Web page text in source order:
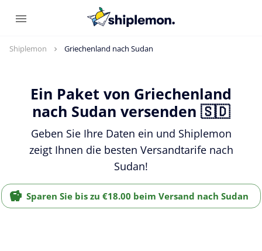
Shiplemon Griechenland nach Sudan
Ein Paket von Griechenland
nach Sudan versenden 🇸🇩
Geben Sie Ihre Daten ein und Shiplemon
zeigt Ihnen die besten Versandtarife nach
Sudan!
Sparen Sie bis zu €18.00 beim Versand nach Sudan